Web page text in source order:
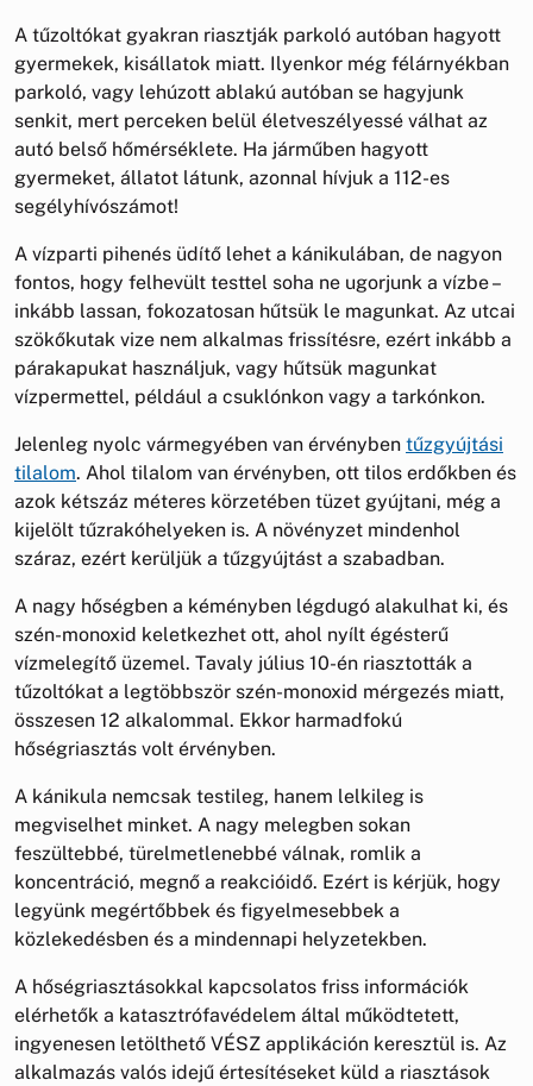
A tűzoltókat gyakran riasztják parkoló autóban hagyott
gyermekek, kisállatok miatt. Ilyenkor még félárnyékban
parkoló, vagy lehúzott ablakú autóban se hagyjunk
senkit, mert perceken belül életveszélyessé válhat az
autó belső hőmérséklete. Ha járműben hagyott
gyermeket, állatot látunk, azonnal hívjuk a 112-es
segélyhívószámot!
A vízparti pihenés üdítő lehet a kánikulában, de nagyon
fontos, hogy felhevült testtel soha ne ugorjunk a vízbe –
inkább lassan, fokozatosan hűtsük le magunkat. Az utcai
szökőkutak vize nem alkalmas frissítésre, ezért inkább a
párakapukat használjuk, vagy hűtsük magunkat
vízpermettel, például a csuklónkon vagy a tarkónkon.
Jelenleg nyolc vármegyében van érvényben tűzgyújtási
tilalom. Ahol tilalom van érvényben, ott tilos erdőkben és
azok kétszáz méteres körzetében tüzet gyújtani, még a
kijelölt tűzrakóhelyeken is. A növényzet mindenhol
száraz, ezért kerüljük a tűzgyújtást a szabadban.
A nagy hőségben a kéményben légdugó alakulhat ki, és
szén-monoxid keletkezhet ott, ahol nyílt égésterű
vízmelegítő üzemel. Tavaly július 10-én riasztották a
tűzoltókat a legtöbbször szén-monoxid mérgezés miatt,
összesen 12 alkalommal. Ekkor harmadfokú
hőségriasztás volt érvényben.
A kánikula nemcsak testileg, hanem lelkileg is
megviselhet minket. A nagy melegben sokan
feszültebbé, türelmetlenebbé válnak, romlik a
koncentráció, megnő a reakcióidő. Ezért is kérjük, hogy
legyünk megértőbbek és figyelmesebbek a
közlekedésben és a mindennapi helyzetekben.
A hőségriasztásokkal kapcsolatos friss információk
elérhetők a katasztrófavédelem által működtetett,
ingyenesen letölthető VÉSZ applikáción keresztül is. Az
alkalmazás valós idejű értesítéseket küld a riasztások